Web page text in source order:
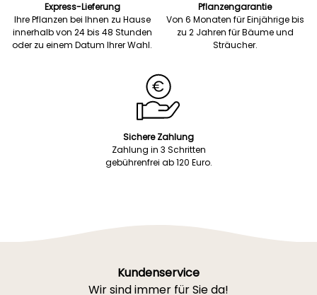
Express-Lieferung
Ihre Pflanzen bei Ihnen zu Hause
innerhalb von 24 bis 48 Stunden
oder zu einem Datum Ihrer Wahl.
Pflanzengarantie
Von 6 Monaten für Einjährige bis
zu 2 Jahren für Bäume und
Sträucher.
Sichere Zahlung
Zahlung in 3 Schritten
gebührenfrei ab 120 Euro.
Kundenservice
Wir sind immer für Sie da!